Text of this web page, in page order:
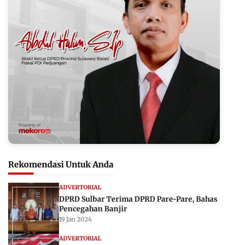
Rekomendasi Untuk Anda
ADVERTORIAL
DPRD Sulbar Terima DPRD Pare-Pare, Bahas
Pencegahan Banjir
19 Jan 2024
ADVERTORIAL